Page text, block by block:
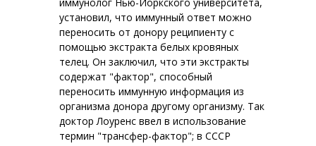
установил, что иммунный ответ можно
переносить от донору реципиенту с
помощью экстракта белых кровяных
телец. Он заключил, что эти экстракты
содержат "фактор", способный
переносить иммунную информация из
организма донора другому организму. Так
доктор Лоуренс ввел в использование
термин "трансфер-фактор"; в СССР